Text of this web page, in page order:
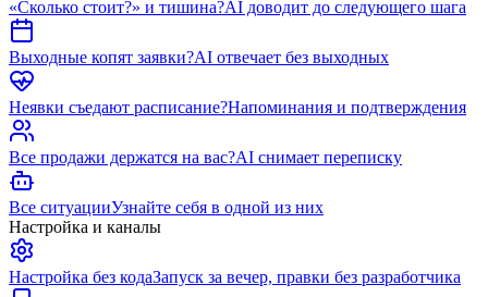
«Сколько стоит?» и тишина?AI доводит до следующего шага
Выходные копят заявки?AI отвечает без выходных
Неявки съедают расписание?Напоминания и подтверждения
Все продажи держатся на вас?AI снимает переписку
Все ситуацииУзнайте себя в одной из них
Настройка и каналы
Настройка без кодаЗапуск за вечер, правки без разработчика